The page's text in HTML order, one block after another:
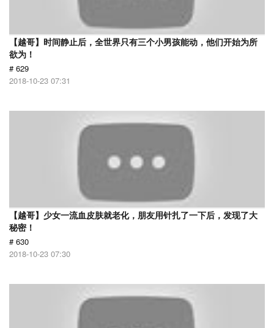
【越哥】时间静止后，全世界只有三个小男孩能动，他们开始为所
欲为！
# 629
2018-10-23 07:31
【越哥】少女一流血皮肤就老化，朋友用针扎了一下后，发现了大
秘密！
# 630
2018-10-23 07:30